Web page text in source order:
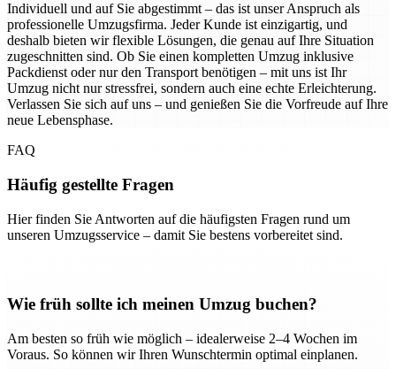
Individuell und auf Sie abgestimmt – das ist unser Anspruch als
professionelle Umzugsfirma. Jeder Kunde ist einzigartig, und
deshalb bieten wir flexible Lösungen, die genau auf Ihre Situation
zugeschnitten sind. Ob Sie einen kompletten Umzug inklusive
Packdienst oder nur den Transport benötigen – mit uns ist Ihr
Umzug nicht nur stressfrei, sondern auch eine echte Erleichterung.
Verlassen Sie sich auf uns – und genießen Sie die Vorfreude auf Ihre
neue Lebensphase.
FAQ
Häufig gestellte Fragen
Hier finden Sie Antworten auf die häufigsten Fragen rund um
unseren Umzugsservice – damit Sie bestens vorbereitet sind.
Wie früh sollte ich meinen Umzug buchen?
Am besten so früh wie möglich – idealerweise 2–4 Wochen im
Voraus. So können wir Ihren Wunschtermin optimal einplanen.